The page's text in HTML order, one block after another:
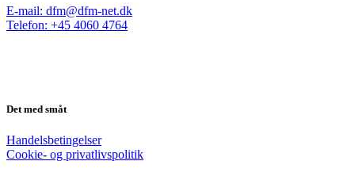
E-mail: dfm@dfm-net.dk
Telefon: +45 4060 4764
Det med småt
Handelsbetingelser
Cookie- og privatlivspolitik